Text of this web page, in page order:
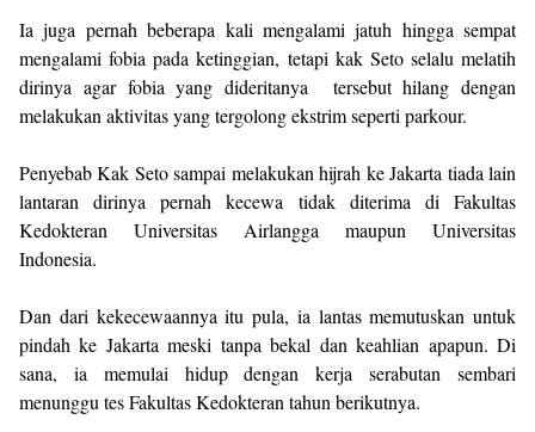
Ia juga pernah beberapa kali mengalami jatuh hingga sempat
mengalami fobia pada ketinggian, tetapi kak Seto selalu melatih
dirinya agar fobia yang dideritanya tersebut hilang dengan
melakukan aktivitas yang tergolong ekstrim seperti parkour.
Penyebab Kak Seto sampai melakukan hijrah ke Jakarta tiada lain
lantaran dirinya pernah kecewa tidak diterima di Fakultas
Kedokteran Universitas Airlangga maupun Universitas
Indonesia.
Dan dari kekecewaannya itu pula, ia lantas memutuskan untuk
pindah ke Jakarta meski tanpa bekal dan keahlian apapun. Di
sana, ia memulai hidup dengan kerja serabutan sembari
menunggu tes Fakultas Kedokteran tahun berikutnya.